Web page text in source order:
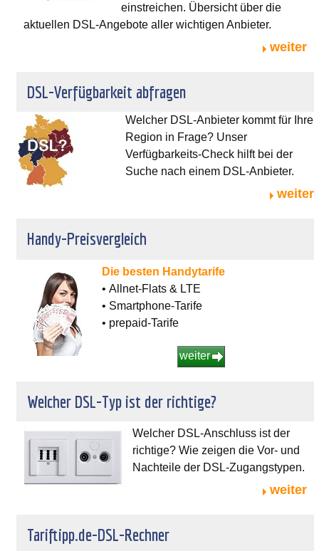
einstreichen. Übersicht über die
aktuellen DSL-Angebote aller wichtigen Anbieter.
weiter
DSL-Verfügbarkeit abfragen
Welcher DSL-Anbieter kommt für Ihre
Region in Frage? Unser
Verfügbarkeits-Check hilft bei der
Suche nach einem DSL-Anbieter.
weiter
Handy-Preisvergleich
Die besten Handytarife
• Allnet-Flats & LTE
• Smartphone-Tarife
• prepaid-Tarife
weiter
Welcher DSL-Typ ist der richtige?
Welcher DSL-Anschluss ist der
richtige? Wie zeigen die Vor- und
Nachteile der DSL-Zugangstypen.
weiter
Tariftipp.de-DSL-Rechner